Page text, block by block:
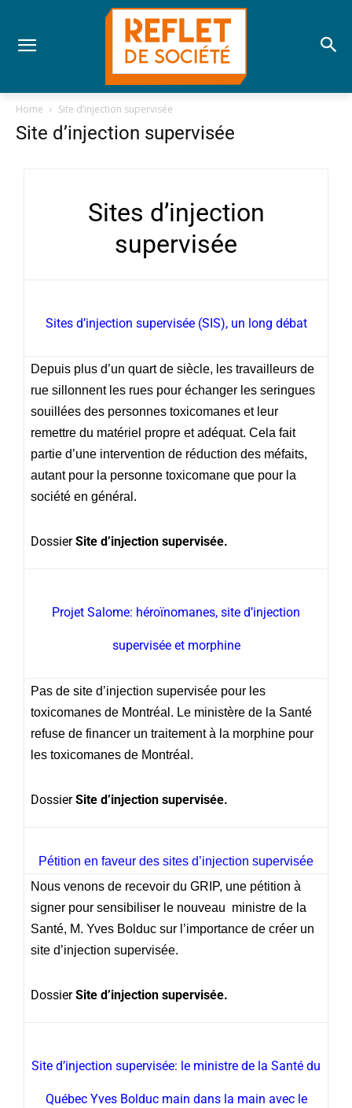
Home Site d’injection supervisée
Site d’injection supervisée
Sites d’injection
supervisée
Sites d’injection supervisée (SIS), un long débat
Depuis plus d’un quart de siècle, les travailleurs de
rue sillonnent les rues pour échanger les seringues
souillées des personnes toxicomanes et leur
remettre du matériel propre et adéquat. Cela fait
partie d’une intervention de réduction des méfaits,
autant pour la personne toxicomane que pour la
société en général.
DossierSite d’injection supervisée.
Projet Salome: héroïnomanes, site d’injection
supervisée et morphine
Pas de site d’injection supervisée pour les
toxicomanes de Montréal. Le ministère de la Santé
refuse de financer un traitement à la morphine pour
les toxicomanes de Montréal.
DossierSite d’injection supervisée.
Pétition en faveur des sites d’injection supervisée
Nous venons de recevoir du GRIP, une pétition à
signer pour sensibiliser le nouveau ministre de la
Santé, M. Yves Bolduc sur l’importance de créer un
site d’injection supervisée.
DossierSite d’injection supervisée.
Site d’injection supervisée: le ministre de la Santé du
Québec Yves Bolduc main dans la main avec le